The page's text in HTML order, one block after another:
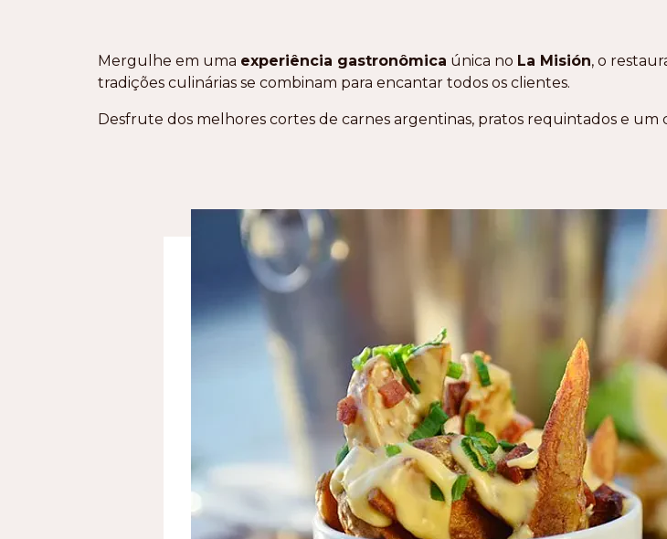
Mergulhe em uma experiência gastronômica única no La Misión, o
tradições culinárias se combinam para encantar todos os clientes.
Desfrute dos melhores cortes de carnes argentinas, pratos requintados e